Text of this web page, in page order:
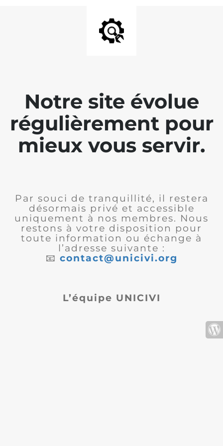
Notre site évolue
régulièrement pour
mieux vous servir.
Par souci de tranquillité, il restera
désormais privé et accessible
uniquement à nos membres. Nous
restons à votre disposition pour
toute information ou échange à
l’adresse suivante :
📧 contact@unicivi.org
L’équipe UNICIVI